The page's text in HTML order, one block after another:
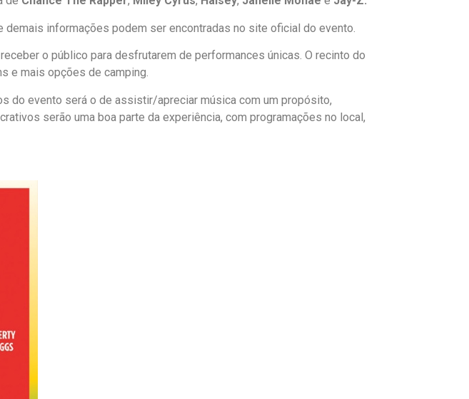
informações podem ser encontradas no site oficial do evento.
o público para desfrutarem de performances únicas. O recinto do
e mais opções de camping.
do evento será o de assistir/apreciar música com um propósito,
serão uma boa parte da experiência, com programações no local,